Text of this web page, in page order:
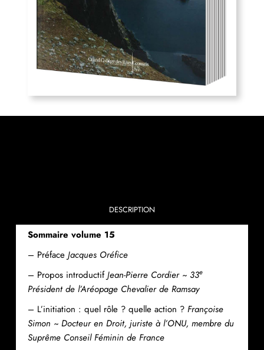
DESCRIPTION
Sommaire volume 15
– Préface Jacques Oréfice
– Propos introductifJean-Pierre Cordier ~ 33e
Président de l’Aréopage Chevalier de Ramsay
– L’initiation : quel rôle ? quelle action ? Françoise
Simon ~ Docteur en Droit, juriste à l’ONU, membre du
Suprême Conseil Féminin de France